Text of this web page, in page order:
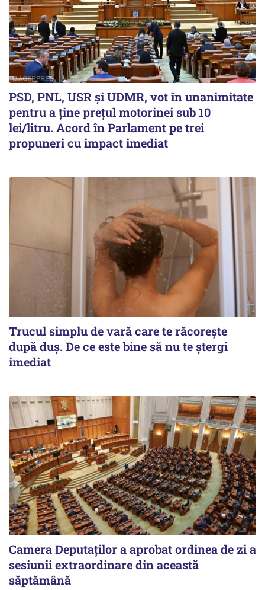
PSD, PNL, USR şi UDMR, vot în unanimitate
pentru a ţine preţul motorinei sub 10
lei/litru. Acord în Parlament pe trei
propuneri cu impact imediat
Trucul simplu de vară care te răcorește
după duș. De ce este bine să nu te ștergi
imediat
Camera Deputaților a aprobat ordinea de zi a
sesiunii extraordinare din această
săptămână